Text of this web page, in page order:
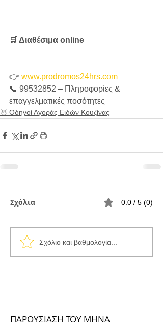
🛒 Διαθέσιμα online
👉 www.prodromos24hrs.com
📞 99532852 – Πληροφορίες &
επαγγελματικές ποσότητες
🥇 Οδηγοί Αγοράς Ειδών Κουζίνας
Σχόλια 0.0 / 5 (0)
Σχόλιο και βαθμολογία...
ΠΑΡΟΥΣΙΑΣΗ ΤΟΥ ΜΗΝΑ